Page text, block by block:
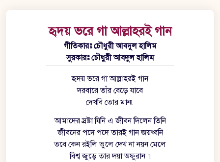
হৃদয় ভরে গা আল্লাহরই গান
গীতিকারঃ চৌধুরী আবদুল হালিম
সুরকারঃ চৌধুরী আবদুল হালিম
হৃদয় ভরে গা আল্লাহরই গান
দরবারে তাঁর বেড়ে যাবে
দেখবি তোর মান৷
আমাদের স্রষ্টা যিনি এ জীবন দিলেন তিনি
জীবনের পদে পদে তারই গান জয়ধ্বনি
তবে কেন রইলি ভুলে দেখ না নয়ন মেলে
বিশ্ব জুড়ে তার দয়া অফুরান ॥